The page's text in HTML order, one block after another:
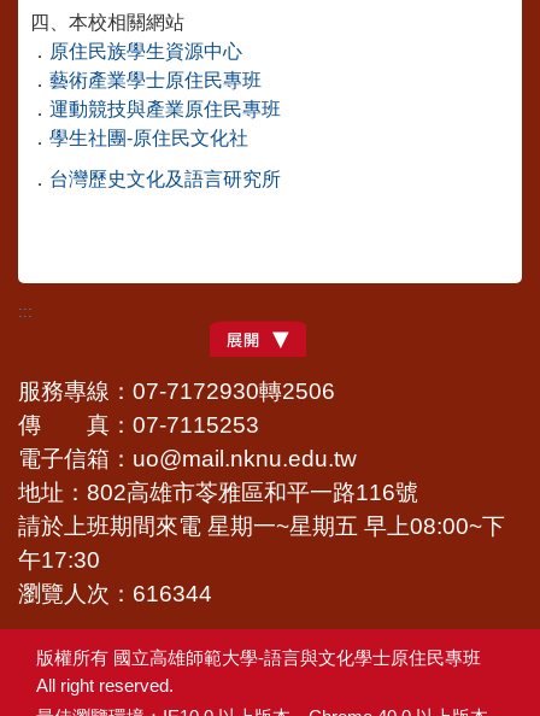
四、本校相關網站
． 原住民族學生資源中心
． 藝術產業學士原住民專班
． 運動競技與產業原住民專班
． 學生社團-原住民文化社
． 台灣歷史文化及語言研究所
:::
服務專線：07-7172930轉2506
傳 真：07-7115253
電子信箱：uo@mail.nknu.edu.tw
地址：802高雄市苓雅區和平一路116號
請於上班期間來電 星期一~星期五 早上08:00~下
午17:30
瀏覽人次：616344
版權所有 國立高雄師範大學-語言與文化學士原住民專班
All right reserved.